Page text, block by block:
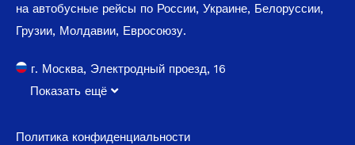
на автобусные рейсы по России, Украине, Белоруссии,
Грузии, Молдавии, Евросоюзу.
г. Москва, Электродный проезд, 16
Показать ещё
Политика конфиденциальности